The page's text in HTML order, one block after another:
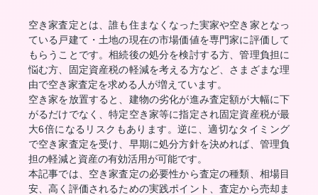
空き家査定とは、誰も住まなくなった実家や空き家となっ
ている戸建て・土地の現在の市場価値を専門家に評価して
もらうことです。相続後の処分を検討する方、管理負担に
悩む方、固定資産税の軽減を考える方など、さまざまな理
由で空き家査定を求める人が増えています。
空き家を放置すると、建物の劣化が進み査定額が大幅に下
がるだけでなく、特定空き家等に指定され固定資産税が最
大6倍になるリスクもあります。逆に、適切なタイミング
で空き家査定を受け、早期に処分方針を決めれば、管理負
担の軽減と資産の有効活用が可能です。
本記事では、空き家査定の必要性から査定の種類、相場目
安、高く評価されるための実践ポイント、査定から売却ま